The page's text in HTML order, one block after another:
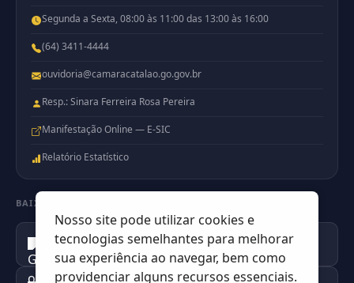
Segunda a Sexta, 08:00 às 11:00 das 13:00 às 16:00
(64) 3411-4444
ouvidoria@camaracatalao.go.gov.br
Resp.: Sinara Ferreira Rosa Pereira
Manifestação Online — E-SIC
Relatório Estatístico
BAIXE NOSSO APP
Disponível no
Google Play
Disponível na
Nosso site pode utilizar cookies e
tecnologias semelhantes para melhorar
sua experiência ao navegar, bem como
providenciar alguns recursos essenciais.